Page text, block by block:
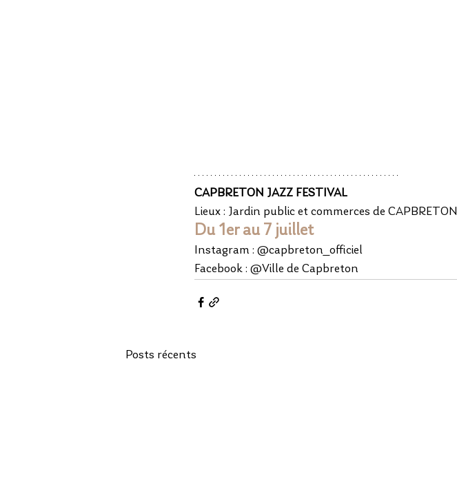
CAPBRETON JAZZ FESTIVAL
Lieux : Jardin public et commerces de CAPBRETON
Du 1er au 7 juillet
Instagram : @capbreton_officiel
Facebook : @Ville de Capbreton
Posts récents